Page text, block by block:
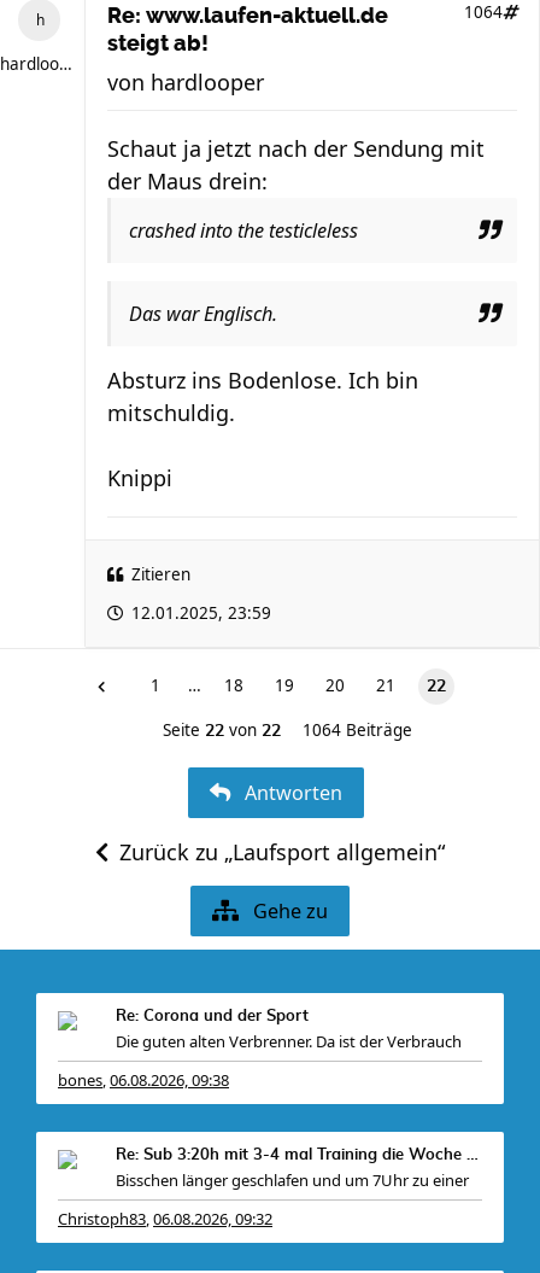
hardlooper
Re: www.laufen-aktuell.de
steigt ab!
1064
von hardlooper
Schaut ja jetzt nach der Sendung mit
der Maus drein:
crashed into the testicleless
Das war Englisch.
Absturz ins Bodenlose. Ich bin
mitschuldig.
Knippi
Zitieren
12.01.2025, 23:59
1 … 18 19 20 21 22
Seite 22von 22 1064 Beiträge
Antworten
Zurück zu „Laufsport allgemein“
Gehe zu
Re: Corona und der Sport
Die guten alten Verbrenner. Da ist der Verbrauch
bones,06.08.2026, 09:38
Re: Sub 3:20h mit 3-4 mal Training die Woche machb
Bisschen länger geschlafen und um 7Uhr zu einer
Christoph83,06.08.2026, 09:32